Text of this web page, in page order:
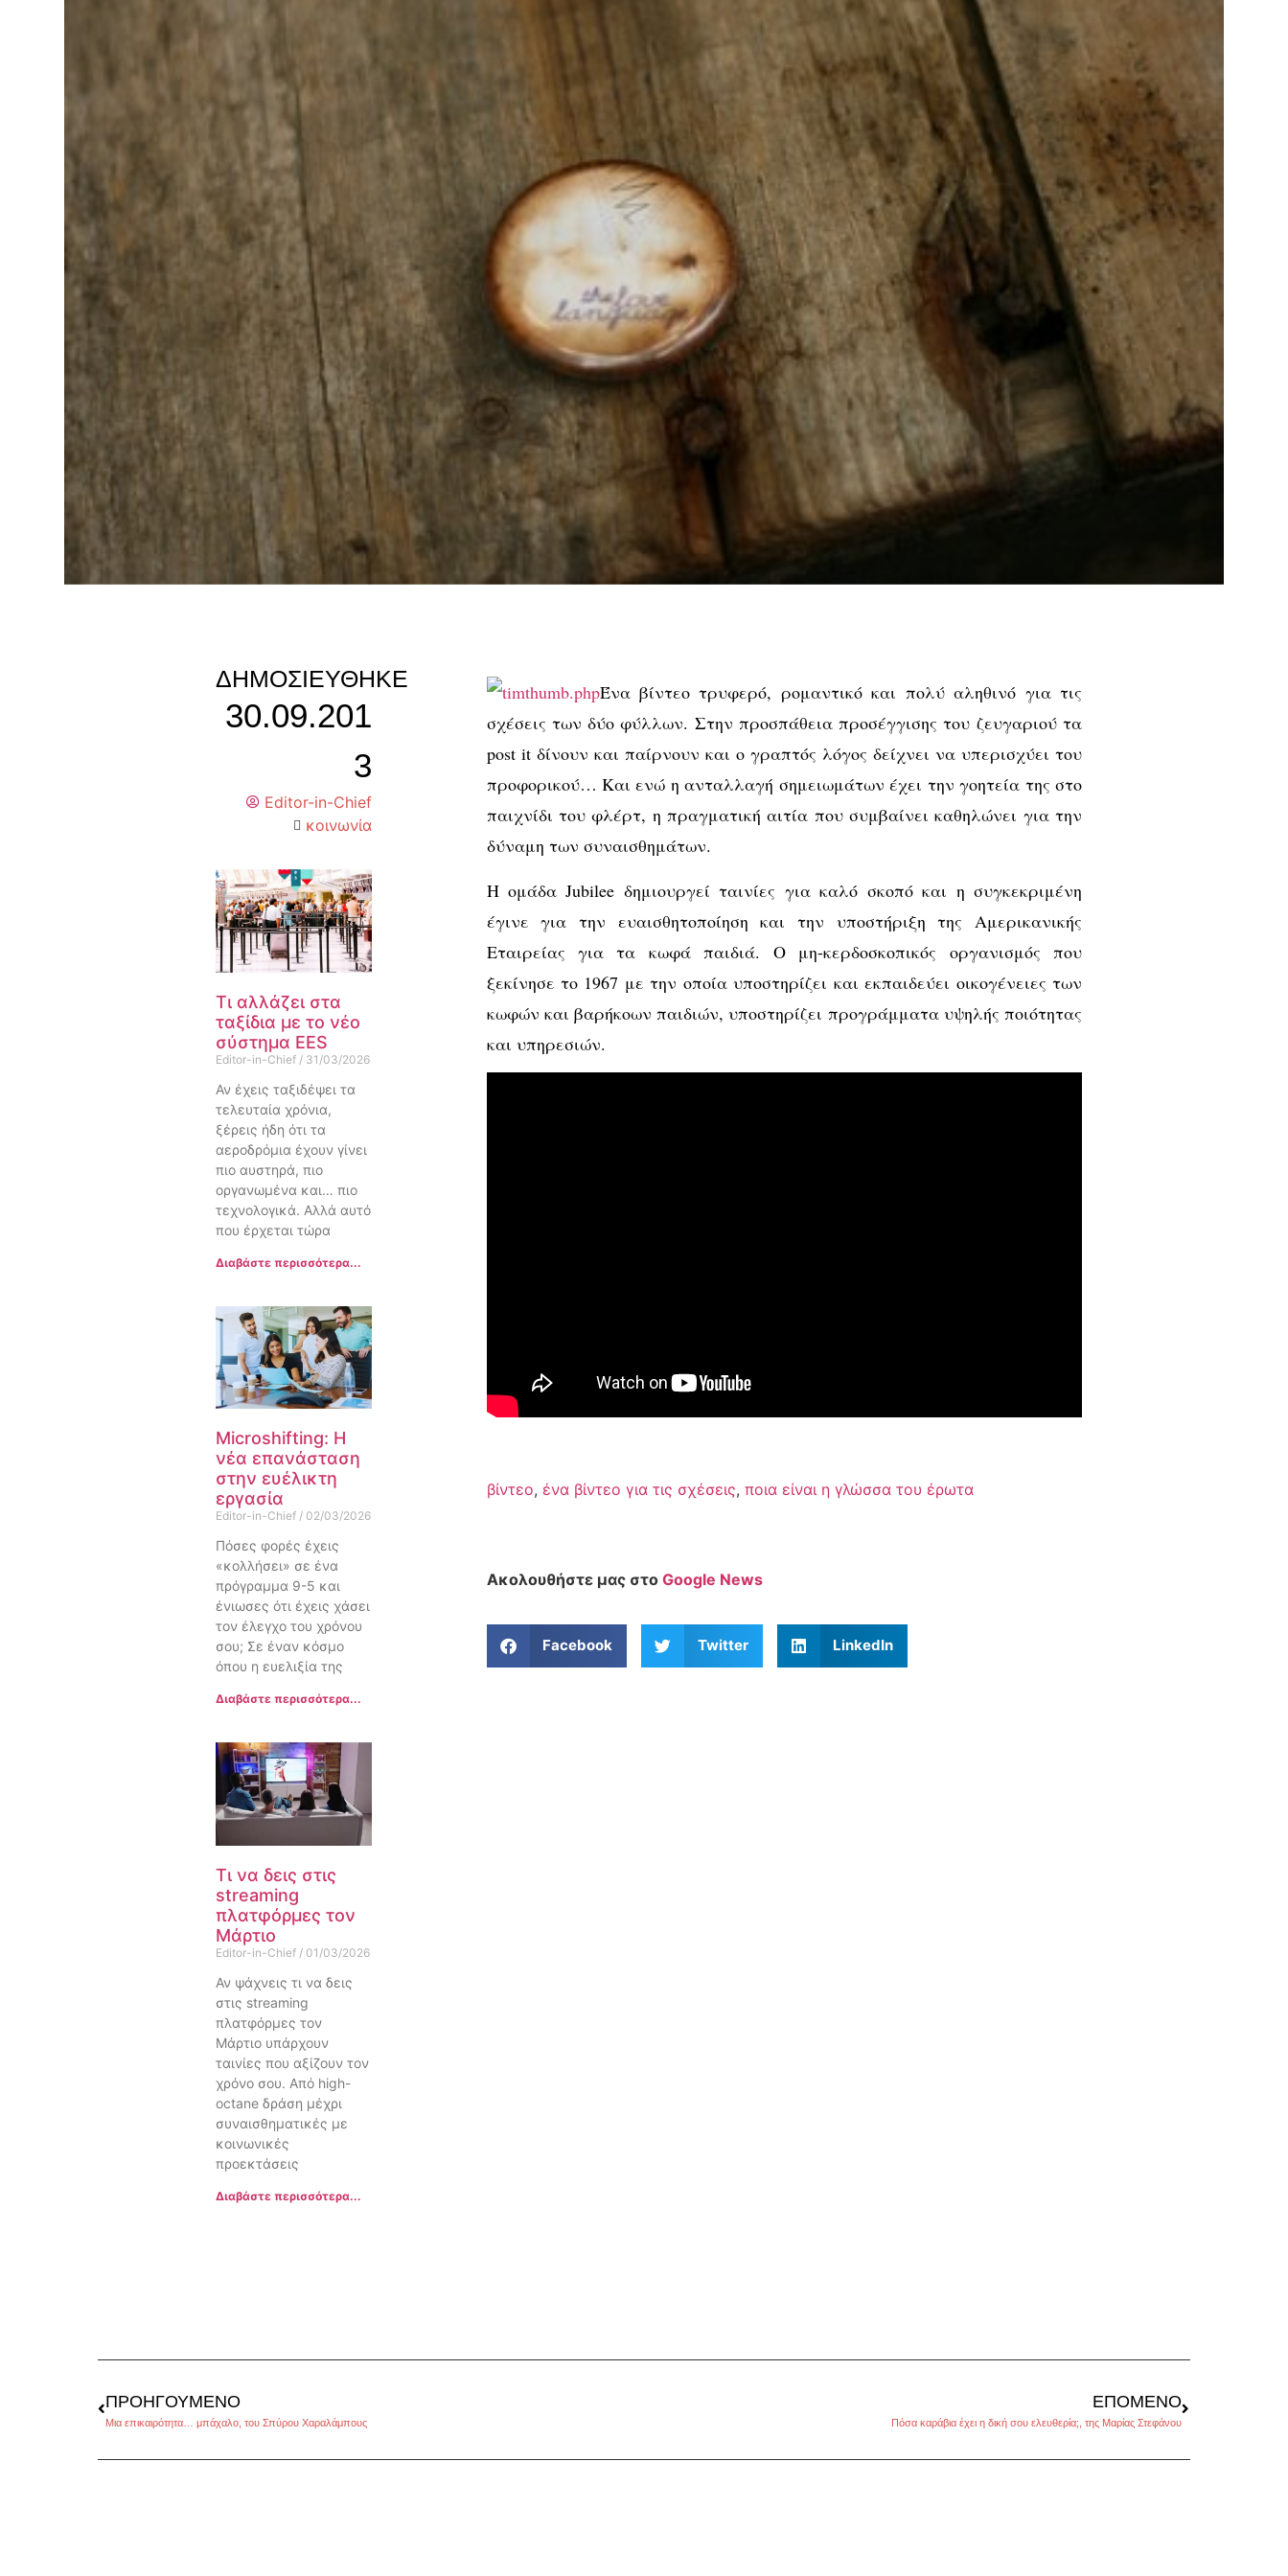
ΔΗΜΟΣΙΕΎΘΗΚΕ
30.09.201
3
Editor-in-Chief
κοινωνία
Τι αλλάζει στα
ταξίδια με το νέο
σύστημα EES
Editor-in-Chief 31/03/2026
Αν έχεις ταξιδέψει τα
τελευταία χρόνια,
ξέρεις ήδη ότι τα
αεροδρόμια έχουν γίνει
πιο αυστηρά, πιο
οργανωμένα και… πιο
τεχνολογικά. Αλλά αυτό
που έρχεται τώρα
Διαβάστε περισσότερα...
Microshifting: Η
νέα επανάσταση
στην ευέλικτη
εργασία
Editor-in-Chief 02/03/2026
Πόσες φορές έχεις
«κολλήσει» σε ένα
πρόγραμμα 9-5 και
ένιωσες ότι έχεις χάσει
τον έλεγχο του χρόνου
σου; Σε έναν κόσμο
όπου η ευελιξία της
Διαβάστε περισσότερα...
Τι να δεις στις
streaming
πλατφόρμες τον
Μάρτιο
Editor-in-Chief 01/03/2026
Αν ψάχνεις τι να δεις
στις streaming
πλατφόρμες τον
Μάρτιο υπάρχουν
ταινίες που αξίζουν τον
χρόνο σου. Από high-
octane δράση μέχρι
συναισθηματικές με
κοινωνικές
προεκτάσεις
Διαβάστε περισσότερα...
Ένα βίντεο τρυφερό, ρομαντικό και πολύ αληθινό για τις
σχέσεις των δύο φύλλων. Στην προσπάθεια προσέγγισης του ζευγαριού τα
post it δίνουν και παίρνουν και ο γραπτός λόγος δείχνει να υπερισχύει του
προφορικού… Και ενώ η ανταλλαγή σημειωμάτων έχει την γοητεία της στο
παιχνίδι του φλέρτ, η πραγματική αιτία που συμβαίνει καθηλώνει για την
δύναμη των συναισθημάτων.
Η ομάδα Jubilee δημιουργεί ταινίες για καλό σκοπό και η συγκεκριμένη
έγινε για την ευαισθητοποίηση και την υποστήριξη της Αμερικανικής
Εταιρείας για τα κωφά παιδιά. Ο μη-κερδοσκοπικός οργανισμός που
ξεκίνησε το 1967 με την οποία υποστηρίζει και εκπαιδεύει οικογένειες των
κωφών και βαρήκοων παιδιών, υποστηρίζει προγράμματα υψηλής ποιότητας
και υπηρεσιών.
βίντεο, ένα βίντεο για τις σχέσεις, ποια είναι η γλώσσα του έρωτα
Ακολουθήστε μας στο Google News
Facebook Twitter LinkedIn
ΠΡΟΗΓΟΎΜΕΝΟ
Μια επικαιρότητα… μπάχαλο, του Σπύρου Χαραλάμπους
ΕΠΌΜΕΝΟ
Πόσα καράβια έχει η δική σου ελευθερία;, της Μαρίας Στεφάνου